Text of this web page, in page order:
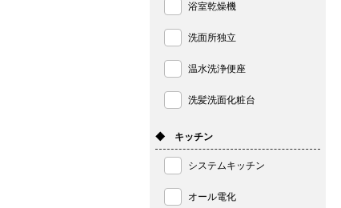
浴室乾燥機
洗面所独立
温水洗浄便座
洗髪洗面化粧台
◆ キッチン
システムキッチン
オール電化